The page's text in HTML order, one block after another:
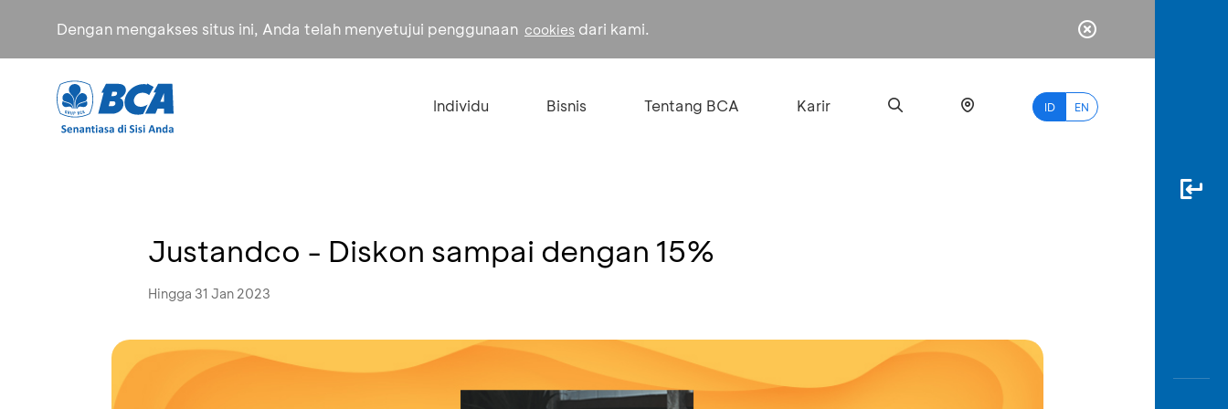
Dengan mengakses situs ini, Anda telah menyetujui penggunaan cookies dari kami.
Individu Bisnis Tentang BCA Karir ID EN
Justandco - Diskon sampai dengan 15%
Hingga 31 Jan 2023